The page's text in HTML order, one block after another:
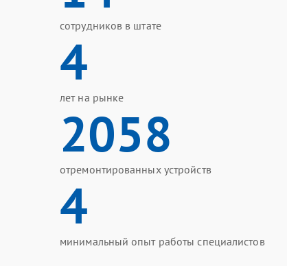
сотрудников в штате
4
лет на рынке
2058
отремонтированных устройств
4
минимальный опыт работы специалистов